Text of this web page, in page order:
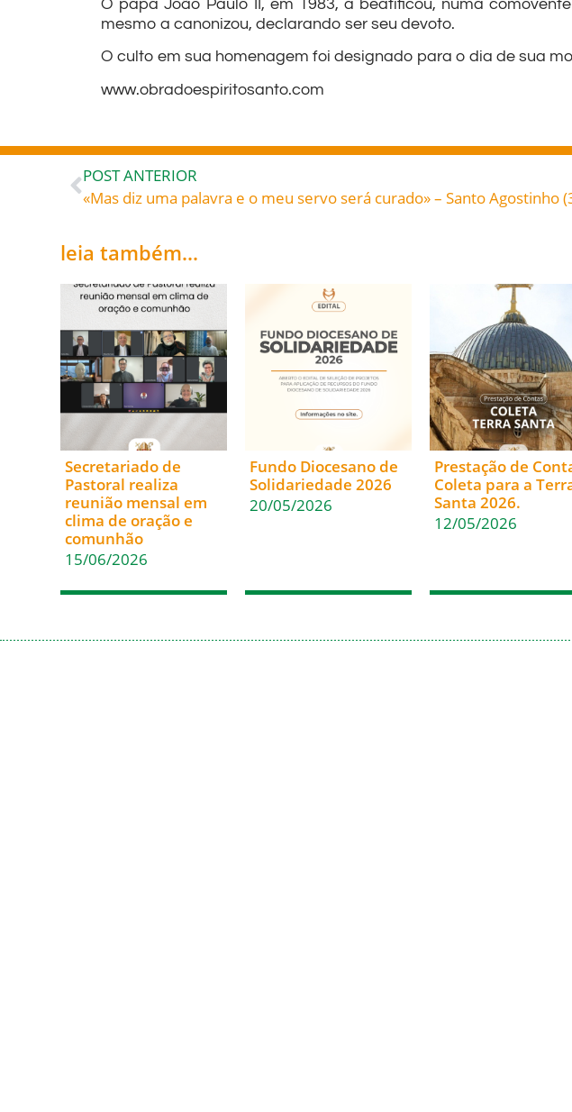
O papa João Paulo II, em 1983, a beatificou, numa
mesmo a canonizou, declarando ser seu devoto.
O culto em sua homenagem foi designado para o dia de sua
www.obradoespiritosanto.com
POST ANTERIOR
leia também...
Secretariado de
Pastoral realiza
reunião mensal em
clima de oração e
comunhão
15/06/2026
Fundo Diocesano de
Solidariedade 2026
20/05/2026
Prestação de
Coleta para a
Santa 2026.
12/05/2026